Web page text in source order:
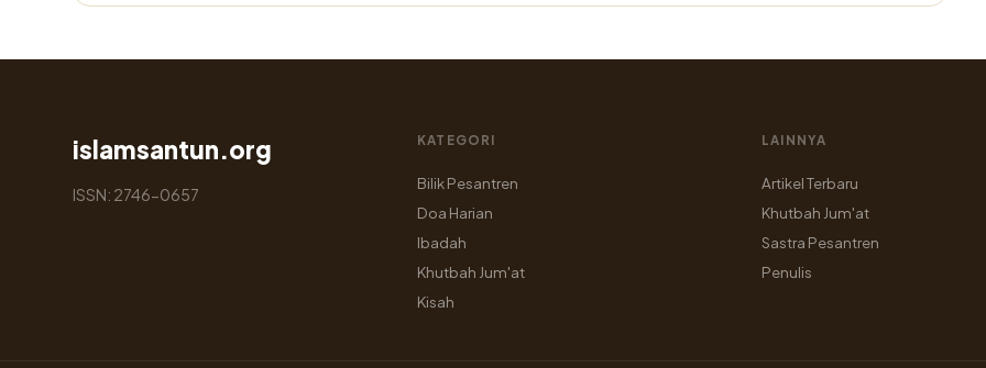
islamsantun.org
ISSN: 2746-0657
KATEGORI
Bilik Pesantren
Doa Harian
Ibadah
Khutbah Jum'at
Kisah
LAINNYA
Artikel Terbaru
Khutbah Jum'at
Sastra Pesantren
Penulis